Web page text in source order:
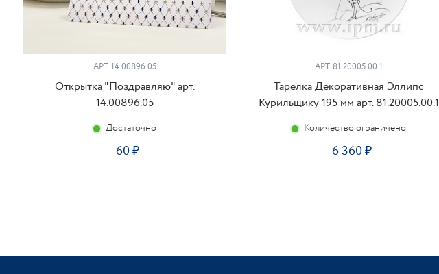
АРТ. 14.00896.05
Открытка "Поздравляю" арт.
14.00896.05
Достаточно
60
АРТ. 81.20005.00.1
Тарелка Декоративная Эллипс
Курильщику 195 мм арт. 81.20005.00.1
Количество ограничено
6 360